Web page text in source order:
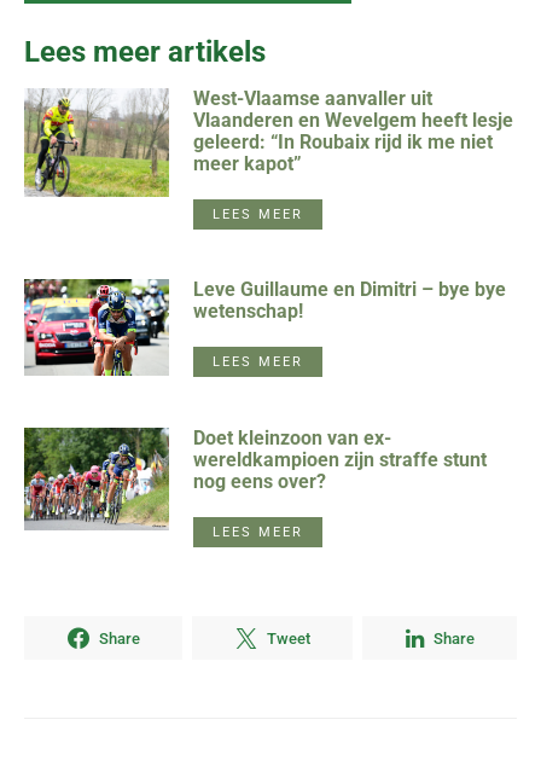
Lees meer artikels
West-Vlaamse aanvaller uit
Vlaanderen en Wevelgem heeft lesje
geleerd: “In Roubaix rijd ik me niet
meer kapot”
LEES MEER
Leve Guillaume en Dimitri – bye bye
wetenschap!
LEES MEER
Doet kleinzoon van ex-
wereldkampioen zijn straffe stunt
nog eens over?
LEES MEER
Share Tweet Share